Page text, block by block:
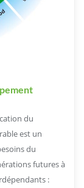
du
est un
du
futures à
: